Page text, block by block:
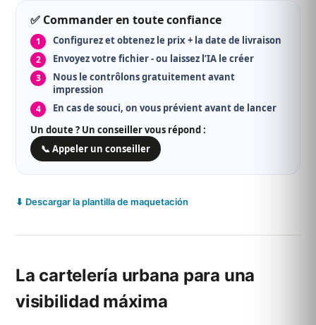
✅ Commander en toute confiance
Configurez et obtenez le prix + la date de livraison
Envoyez votre fichier - ou laissez l’IA le créer
Nous le contrôlons gratuitement avant
impression
En cas de souci, on vous prévient avant de lancer
Un doute ? Un conseiller vous répond :
📞 Appeler un conseiller
⬇ Descargar la plantilla de maquetación
La cartelería urbana para una
visibilidad máxima